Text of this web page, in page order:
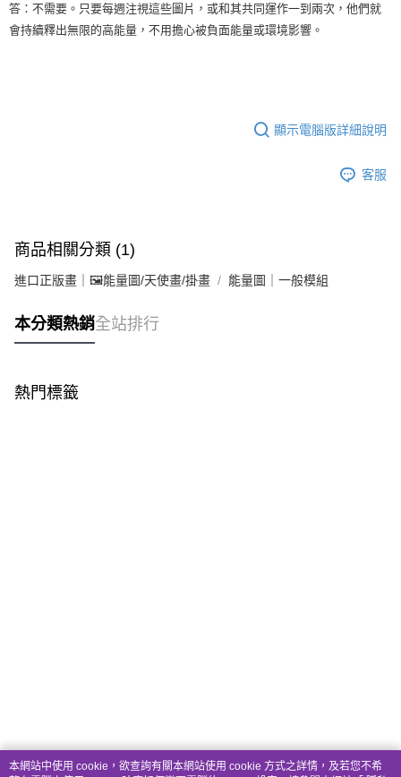
答：不需要。只要每週注視這些圖片，或和其共同運作一到兩次，他們就
會持續釋出無限的高能量，不用擔心被負面能量或環境影響。
顯示電腦版詳細說明
客服
商品相關分類 (1)
進口正版畫｜🖼️能量圖/天使畫/掛畫 能量圖｜一般模組
本分類熱銷全站排行
熱門標籤
本網站中使用 cookie，欲查詢有關本網站使用 cookie 方式之詳情，及若您不希